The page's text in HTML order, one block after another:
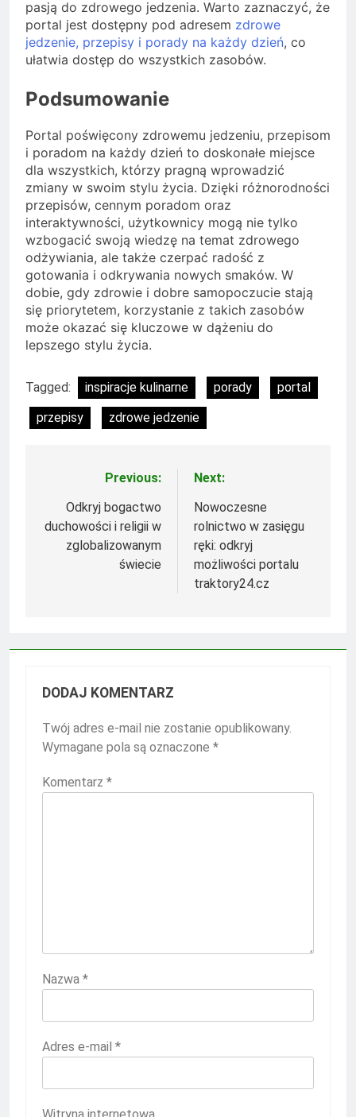
pasją do zdrowego jedzenia. Warto zaznaczyć, że
portal jest dostępny pod adresem zdrowe
jedzenie, przepisy i porady na każdy dzień, co
ułatwia dostęp do wszystkich zasobów.
Podsumowanie
Portal poświęcony zdrowemu jedzeniu, przepisom
i poradom na każdy dzień to doskonałe miejsce
dla wszystkich, którzy pragną wprowadzić
zmiany w swoim stylu życia. Dzięki różnorodności
przepisów, cennym poradom oraz
interaktywności, użytkownicy mogą nie tylko
wzbogacić swoją wiedzę na temat zdrowego
odżywiania, ale także czerpać radość z
gotowania i odkrywania nowych smaków. W
dobie, gdy zdrowie i dobre samopoczucie stają
się priorytetem, korzystanie z takich zasobów
może okazać się kluczowe w dążeniu do
lepszego stylu życia.
Tagged: inspiracje kulinarne porady
portal
przepisy
zdrowe jedzenie
Nawigacja
wpisu
Previous:
Odkryj bogactwo
duchowości i religii w
zglobalizowanym
świecie
Next:
Nowoczesne
rolnictwo w zasięgu
ręki: odkryj
możliwości portalu
traktory24.cz
DODAJ KOMENTARZ
Twój adres e-mail nie zostanie opublikowany.
Wymagane pola są oznaczone *
Komentarz *
Nazwa *
Adres e-mail *